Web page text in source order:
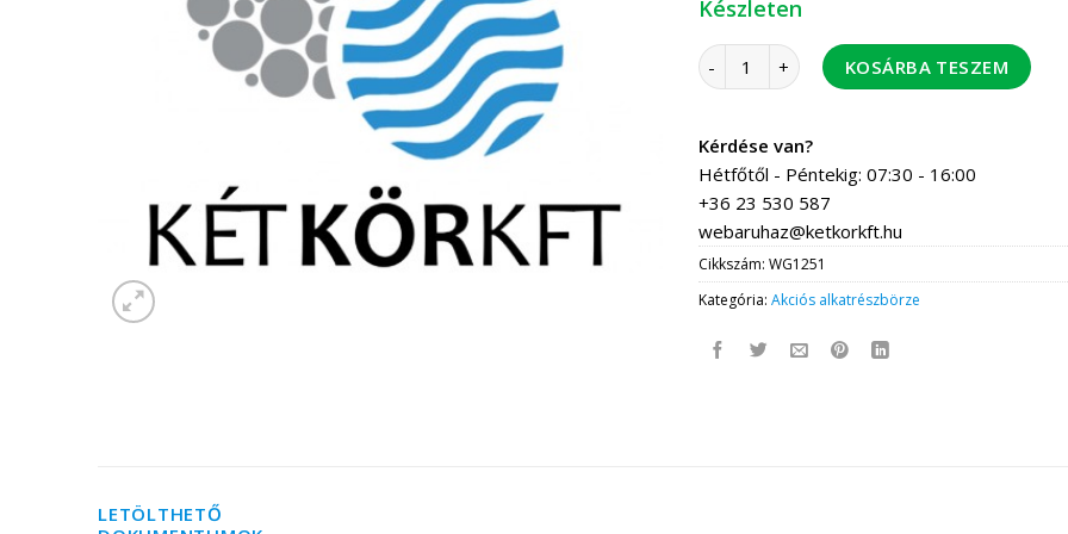
Készleten
WG-125 tömszelense rúd mennyiség
KOSÁRBA TESZEM
Kérdése van?
Hétfőtől - Péntekig: 07:30 - 16:00
+36 23 530 587
webaruhaz@ketkorkft.hu
Cikkszám:WG1251
Kategória:Akciós alkatrészbörze
LETÖLTHETŐ